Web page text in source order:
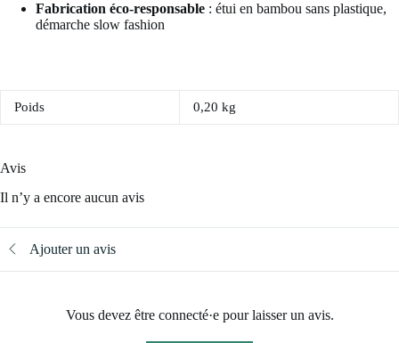
Fabrication éco-responsable : étui en bambou sans plastique,
démarche slow fashion
Poids 0,20 kg
Avis
Il n’y a encore aucun avis
Ajouter un avis
Vous devez être connecté·e pour laisser un avis.